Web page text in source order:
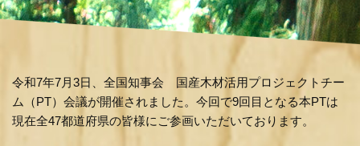
令和7年7月3日、全国知事会 国産木材活用プロジェクトチー
ム（PT）会議が開催されました。今回で9回目となる本PTは
現在全47都道府県の皆様にご参画いただいております。